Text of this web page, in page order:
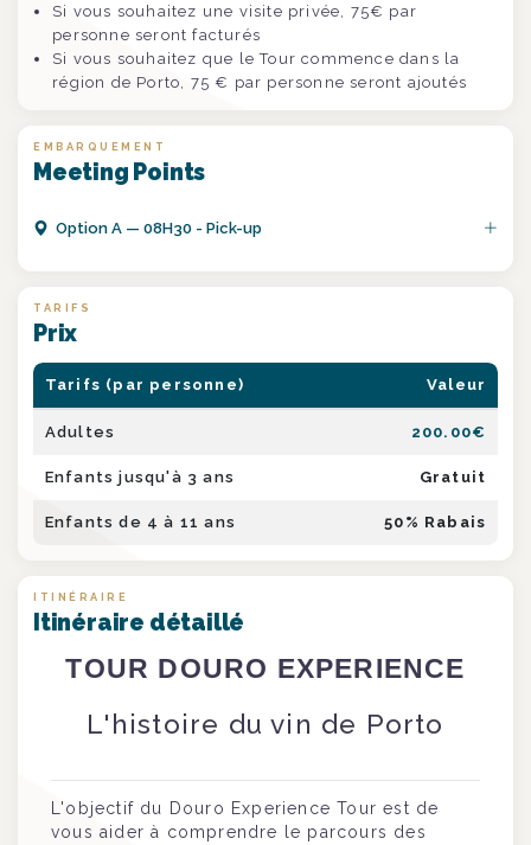
Si vous souhaitez une visite privée, 75€ par
personne seront facturés
Si vous souhaitez que le Tour commence dans la
région de Porto, 75 € par personne seront ajoutés
EMBARQUEMENT
Meeting Points
OptionA —08H30 - Pick-up
TARIFS
Prix
Tarifs (par personne) Valeur
Adultes 200.00€
Enfants jusqu'à 3 ans Gratuit
Enfants de 4 à 11 ans 50 % Rabais
ITINÉRAIRE
Itinéraire détaillé
TOUR DOURO EXPERIENCE
L'histoire du vin de Porto
L'objectif du Douro Experience Tour est de
vous aider à comprendre le parcours des